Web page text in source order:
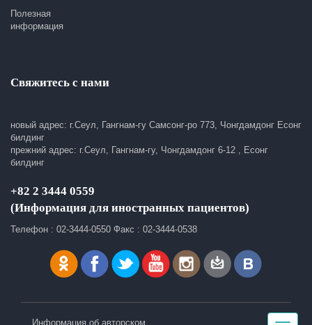
Полезная
информация
Свяжитесь с нами
новый адрес: г.Сеул, Гангнам-гу Самсонг-ро 773, Чонгдамдонг Есонг
билдинг
прежний адрес: г.Сеул, Гангнам-гу, Чонгдамдонг 6-12 , Есонг
билдинг
+82 2 3444 0559
(Информация для иностранных пациентов)
Телефон : 02-3444-0550 Факс : 02-3444-0538
Информация об авторском